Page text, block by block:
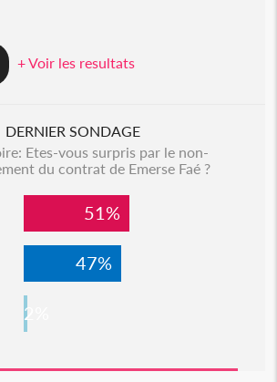
+ Voir les resultats
DERNIER SONDAGE
Etes-vous surpris par le non-
du contrat de Emerse Faé ?
51%
47%
2%